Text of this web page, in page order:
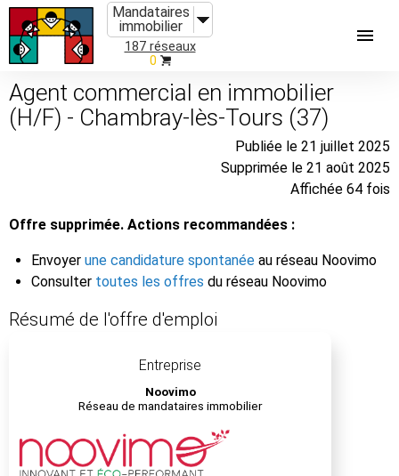
Mandataires
immobilier
187 réseaux
0
Agent commercial en immobilier
(H/F) - Chambray-lès-Tours (37)
Publiée le 21 juillet 2025
Supprimée le 21 août 2025
Affichée 64 fois
Offre supprimée. Actions recommandées :
Envoyer une candidature spontanée au réseau Noovimo
Consulter toutes les offres du réseau Noovimo
Résumé de l'offre d'emploi
Entreprise
Noovimo
Réseau de mandataires immobilier